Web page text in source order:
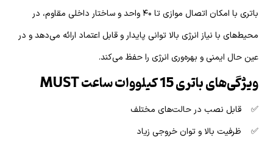
باتری با امکان اتصال موازی تا ۴۰ واحد و ساختار داخلی مقاوم، در
محیط‌های با نیاز انرژی بالا توانی پایدار و قابل اعتماد ارائه می‌دهد و در
عین حال ایمنی و بهره‌وری انرژی را حفظ می‌کند.
ویژگی‌های باتری 15 کیلووات ساعت MUST
✅ قابل نصب در حالت‌های مختلف
✅ ظرفیت بالا و توان خروجی زیاد